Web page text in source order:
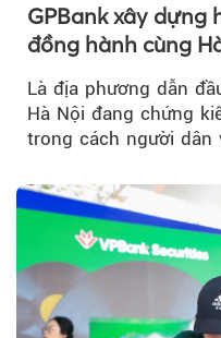
GPBank xây dựng
đồng hành cùng
Là địa phương dẫn
Hà Nội đang chứng
trong cách người dân